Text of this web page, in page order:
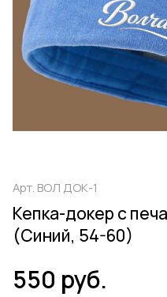
Арт. ВОЛ ДОК-1
Кепка-докер с
(Синий, 54-60)
550 руб.